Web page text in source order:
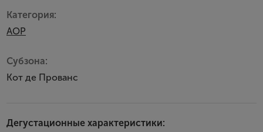
Дегустационные характеристики:
Категория:
AOP
Субзона:
Кот де Прованс